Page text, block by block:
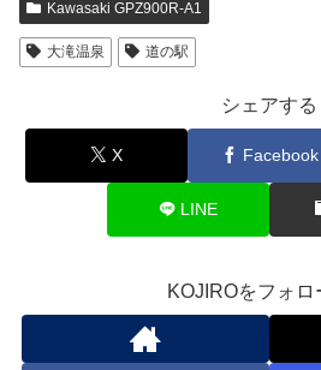
Kawasaki GPZ900R-A1
大滝温泉 道の駅
シェアする
X Facebook
LINE
KOJIROをフォロ